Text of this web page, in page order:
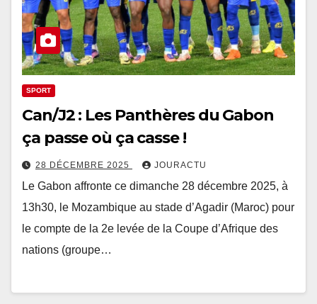
SPORT
Can/J2 : Les Panthères du Gabon
ça passe où ça casse !
28 DÉCEMBRE 2025 JOURACTU
Le Gabon affronte ce dimanche 28 décembre 2025, à
13h30, le Mozambique au stade d’Agadir (Maroc) pour
le compte de la 2e levée de la Coupe d’Afrique des
nations (groupe…